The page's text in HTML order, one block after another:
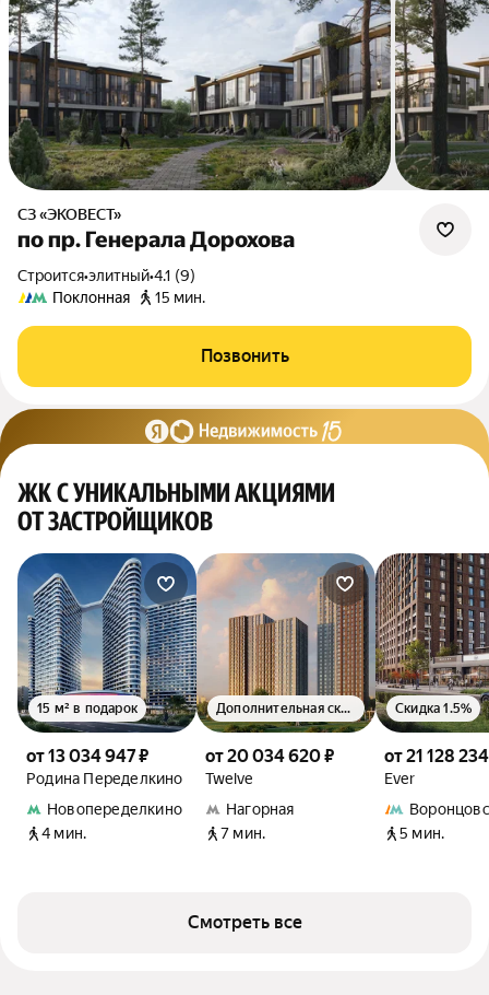
СЗ «ЭКОВЕСТ»
по пр. Генерала Дорохова
Строится•элитный•4.1 (9)
Поклонная
15 мин.
Позвонить
ЖК С УНИКАЛЬНЫМИ АКЦИЯМИ
ОТ ЗАСТРОЙЩИКОВ
от 13 034 947 ₽
Родина Переделкино
Новопеределкино
4 мин.
15 м² в подарок
от 20 034 620 ₽
Twelve
Нагорная
7 мин.
Дополнительная скидка 1.5%
от 21 128
Ever
5 мин.
Скидка 1.5%
Смотреть все